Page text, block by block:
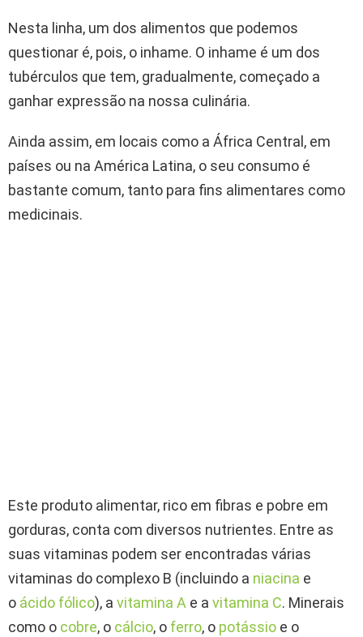
Nesta linha, um dos alimentos que podemos
questionar é, pois, o inhame. O inhame é um dos
tubérculos que tem, gradualmente, começado a
ganhar expressão na nossa culinária.
Ainda assim, em locais como a África Central, em
países ou na América Latina, o seu consumo é
bastante comum, tanto para fins alimentares como
medicinais.
Este produto alimentar, rico em fibras e pobre em
gorduras, conta com diversos nutrientes. Entre as
suas vitaminas podem ser encontradas várias
vitaminas do complexo B (incluindo a niacina e
o ácido fólico), a vitamina A e a vitamina C. Minerais
como o cobre, o cálcio, o ferro, o potássio e o